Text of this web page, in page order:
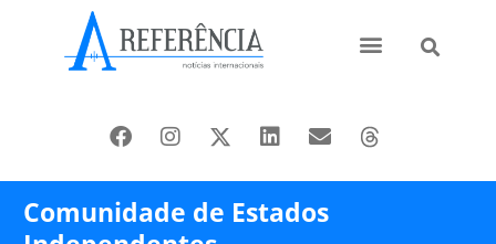
Comunidade de Estados